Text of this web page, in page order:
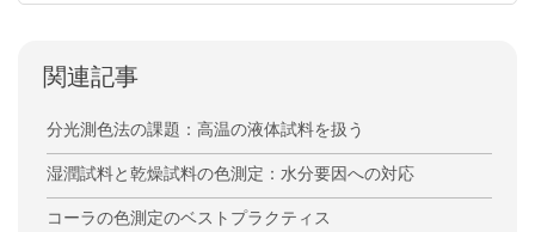
関連記事
分光測色法の課題：高温の液体試料を扱う
湿潤試料と乾燥試料の色測定：水分要因への対応
コーラの色測定のベストプラクティス